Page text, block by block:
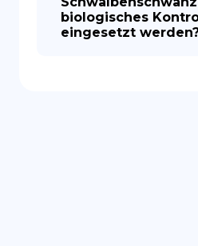
biologisches
eingesetzt